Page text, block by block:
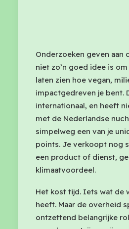
Onderzoeken geven aan
niet zo’n goed idee is
laten zien hoe vegan,
impactgedreven je bent.
internationaal, en heeft
met de Nederlandse
simpelweg een van je
points. Je verkoopt nog
een product of dienst,
klimaatvoordeel.
Het kost tijd. Iets wat de
heeft. Maar de overheid
ontzettend belangrijke